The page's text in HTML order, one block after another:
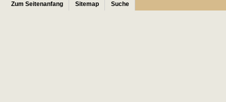
Zum Seitenanfang Sitemap Suche